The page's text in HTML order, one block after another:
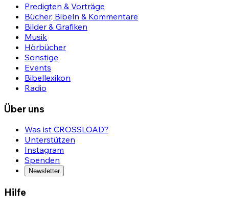
Predigten & Vorträge
Bücher, Bibeln & Kommentare
Bilder & Grafiken
Musik
Hörbücher
Sonstige
Events
Bibellexikon
Radio
Über uns
Was ist CROSSLOAD?
Unterstützen
Instagram
Spenden
Newsletter
Hilfe